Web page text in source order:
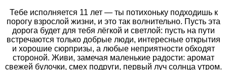
Тебе исполняется 11 лет — ты потихоньку подходишь к
порогу взрослой жизни, и это так волнительно. Пусть эта
дорога будет для тебя лёгкой и светлой: пусть на пути
встречаются только добрые люди, интересные открытия
и хорошие сюрпризы, а любые неприятности обходят
стороной. Живи, замечая маленькие радости: аромат
свежей булочки, смех подруги, первый луч солнца утром.